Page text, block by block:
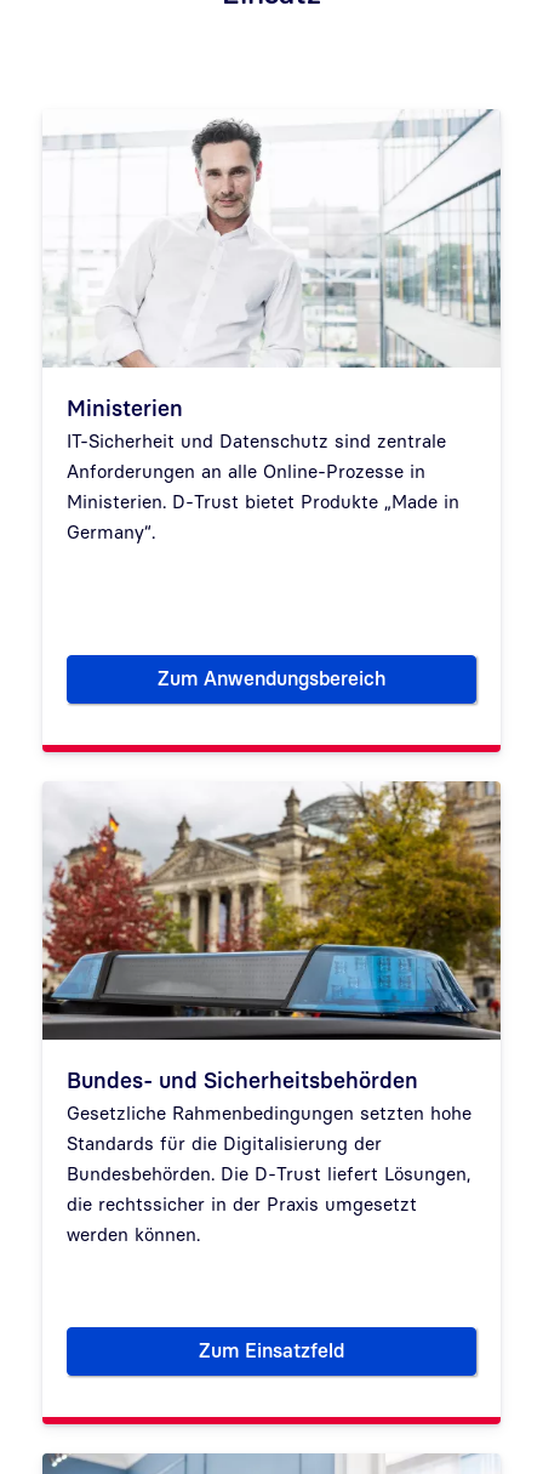
Ministerien
IT-Sicherheit und Datenschutz sind zentrale
Anforderungen an alle Online-Prozesse in
Ministerien. D-Trust bietet Produkte „Made in
Germany“.
Zum Anwendungsbereich
Ministerien
Bundes- und Sicherheitsbehörden
Gesetzliche Rahmenbedingungen setzten hohe
Standards für die Digitalisierung der
Bundesbehörden. Die D-Trust liefert Lösungen,
die rechtssicher in der Praxis umgesetzt
werden können.
Zum Einsatzfeld
Bundes- und